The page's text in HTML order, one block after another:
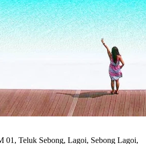
01, Teluk Sebong, Lagoi, Sebong Lagoi,